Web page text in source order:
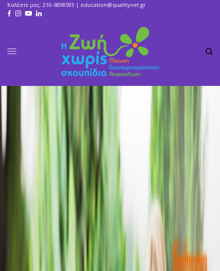
Καλέστε μας: 210-6898593 | education@qualitynet.gr